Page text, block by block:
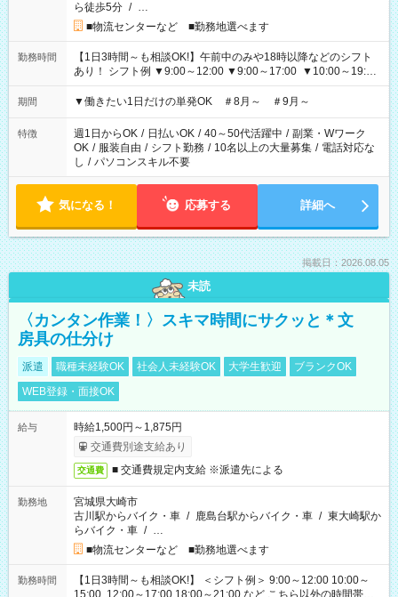
ら徒歩5分 / …
■物流センターなど ■勤務地選べます
勤務時間
【1日3時間～も相談OK!】午前中のみや18時以降などのシフト
あり！ シフト例 ▼9:00～12:00 ▼9:00～17:00 ▼10:00～19:00
▼18:00～21:00
期間 ▼働きたい1日だけの単発OK ＃8月～ ＃9月～
特徴 週1日からOK / 日払いOK / 40～50代活躍中 / 副業・Wワーク
OK / 服装自由 / シフト勤務 / 10名以上の大量募集 / 電話対応な
し / パソコンスキル不要
気になる！ 応募する 詳細へ
掲載日：2026.08.05
未読
〈カンタン作業！〉スキマ時間にサクッと＊文
房具の仕分け
派遣 職種未経験OK 社会人未経験OK 大学生歓迎
ブランクOK
WEB登録・面接OK
給与
時給1,500円～1,875円
交通費別途支給あり
交通費 ■ 交通費規定内支給 ※派遣先による
勤務地
宮城県大崎市
古川駅からバイク・車 / 鹿島台駅からバイク・車 / 東大崎駅か
らバイク・車 / …
■物流センターなど ■勤務地選べます
勤務時間
【1日3時間～も相談OK!】 ＜シフト例＞ 9:00～12:00 10:00～
15:00 12:00～17:00 18:00～21:00 など こちら以外の時間帯も